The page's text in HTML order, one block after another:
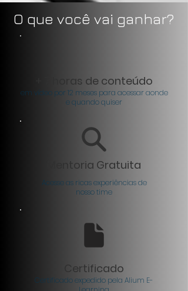
O que você vai ganhar?
+ 7 horas de conteúdo
em vídeo por 12 meses para acessar aonde
e quando quiser
Mentoria Gratuita
Acesse as ricas experiências de
nosso time
Certificado
Certificado expedido pela Alium E-